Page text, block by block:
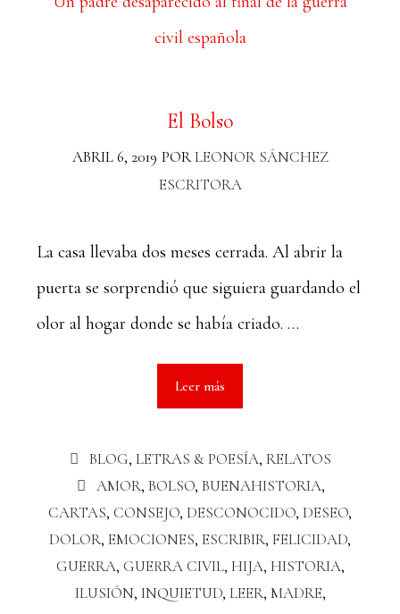
El Bolso
ABRIL 6, 2019 PORLEONOR SÁNCHEZ
ESCRITORA
La casa llevaba dos meses cerrada. Al abrir la
puerta se sorprendió que siguiera guardando el
olor al hogar donde se había criado. …
Leer más
BLOG,LETRAS & POESÍA,RELATOS
AMOR, BOLSO, BUENAHISTORIA,
CARTAS, CONSEJO, DESCONOCIDO, DESEO,
DOLOR, EMOCIONES, ESCRIBIR, FELICIDAD,
GUERRA, GUERRA CIVIL, HIJA, HISTORIA,
ILUSIÓN, INQUIETUD, LEER, MADRE,